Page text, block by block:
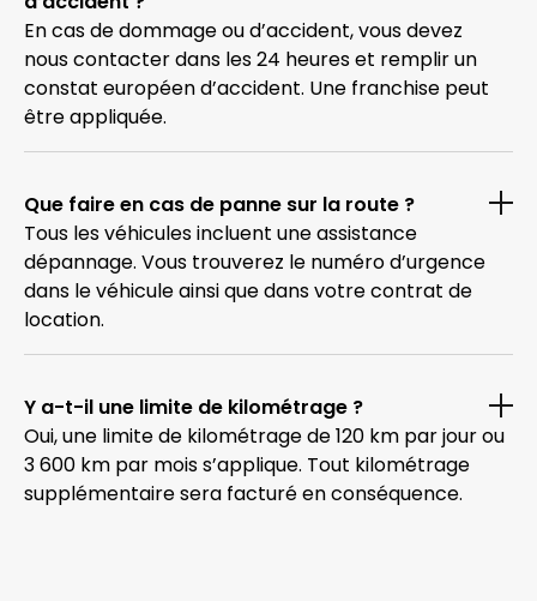
En cas de dommage ou d’accident, vous devez
nous contacter dans les 24 heures et remplir un
constat européen d’accident. Une franchise peut
être appliquée.
Que faire en cas de panne sur la route ?
Tous les véhicules incluent une assistance
dépannage. Vous trouverez le numéro d’urgence
dans le véhicule ainsi que dans votre contrat de
location.
Y a-t-il une limite de kilométrage ?
Oui, une limite de kilométrage de 120 km par jour ou
3 600 km par mois s’applique. Tout kilométrage
supplémentaire sera facturé en conséquence.